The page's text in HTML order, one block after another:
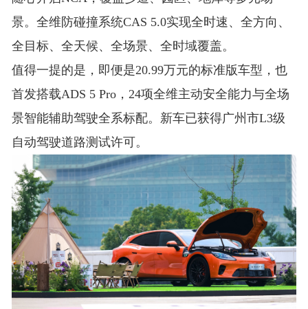
景。全维防碰撞系统CAS 5.0实现全时速、全方向、
全目标、全天候、全场景、全时域覆盖。
值得一提的是，即便是20.99万元的标准版车型，也
首发搭载ADS 5 Pro，24项全维主动安全能力与全场
景智能辅助驾驶全系标配。新车已获得广州市L3级
自动驾驶道路测试许可。